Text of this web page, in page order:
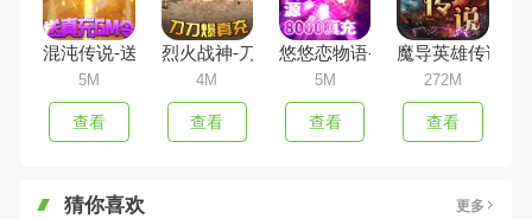
混沌传说-送真充GM令
5M
查看
烈火战神-刀刀爆真充
4M
查看
悠悠恋物语-无限资源
5M
查看
魔导英雄传说-
272M
查看
猜你喜欢 更多